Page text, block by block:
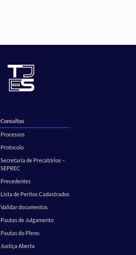
Consultas
Processos
Protocolo
Secretaria de Precatórios –
SEPREC
Precedentes
Lista de Peritos Cadastrados
Validar documentos
Pautas de Julgamento
Pautas do Pleno
Justiça Aberta